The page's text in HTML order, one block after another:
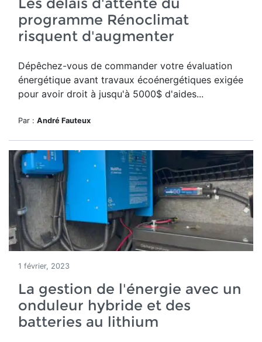
programme Rénoclimat
risquent d'augmenter
Dépêchez-vous de commander votre évaluation
énergétique avant travaux écoénergétiques exigée
pour avoir droit à jusqu'à 5000$ d'aides...
Par : André Fauteux
1 février, 2023
La gestion de l'énergie avec un
onduleur hybride et des
batteries au lithium